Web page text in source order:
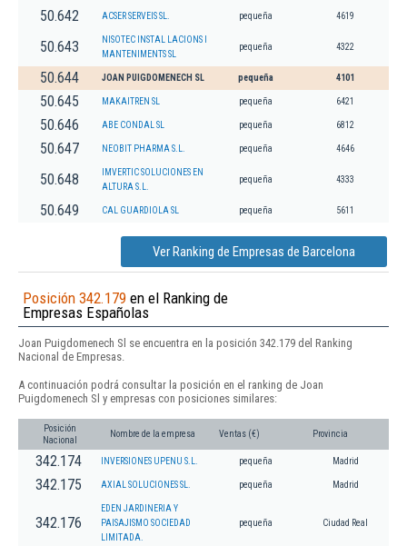
50.642 ACSER SERVEIS SL. pequeña 4619
50.643
NISOTEC INSTAL LACIONS I
MANTENIMENTS SL
pequeña 4322
50.644 JOAN PUIGDOMENECH SL pequeña 4101
50.645 MAKAITREN SL pequeña 6421
50.646 ABE CONDAL SL pequeña 6812
50.647 NEOBIT PHARMA S.L. pequeña 4646
50.648
IMVERTIC SOLUCIONES EN
ALTURA S.L.
pequeña 4333
50.649 CAL GUARDIOLA SL pequeña 5611
Ver Ranking de Empresas de Barcelona
Posición 342.179 en el Ranking de
Empresas Españolas
Joan Puigdomenech Sl se encuentra en la posición 342.179 del Ranking
Nacional de Empresas.
A continuación podrá consultar la posición en el ranking de Joan
Puigdomenech Sl y empresas con posiciones similares:
Posición
Nacional
Nombre de la empresa Ventas (€) Provincia
342.174 INVERSIONES UPENU S.L. pequeña Madrid
342.175 AXIAL SOLUCIONES SL. pequeña Madrid
342.176
EDEN JARDINERIA Y
PAISAJISMO SOCIEDAD
LIMITADA.
pequeña Ciudad Real